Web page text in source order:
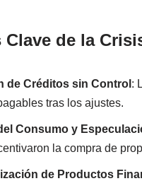
Clave de la
de Créditos sin Control :
tras los ajustes.
Consumo y
la compra de
de Productos